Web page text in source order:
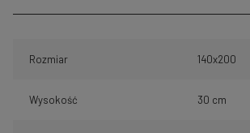
Rozmiar 140x200
Wysokość 30 cm